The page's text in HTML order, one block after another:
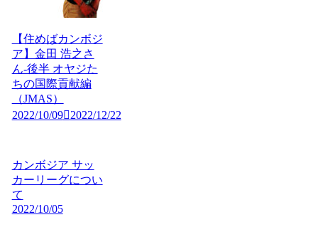
【住めばカンボジ
ア】金田 浩之さ
ん-後半 オヤジた
ちの国際貢献編
（JMAS）
2022/10/09
2022/12/22
カンボジア サッ
カーリーグについ
て
2022/10/05